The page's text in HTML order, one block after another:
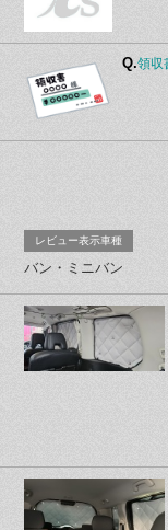
Q.領収
レビュー表示車種
バン・ミニバン